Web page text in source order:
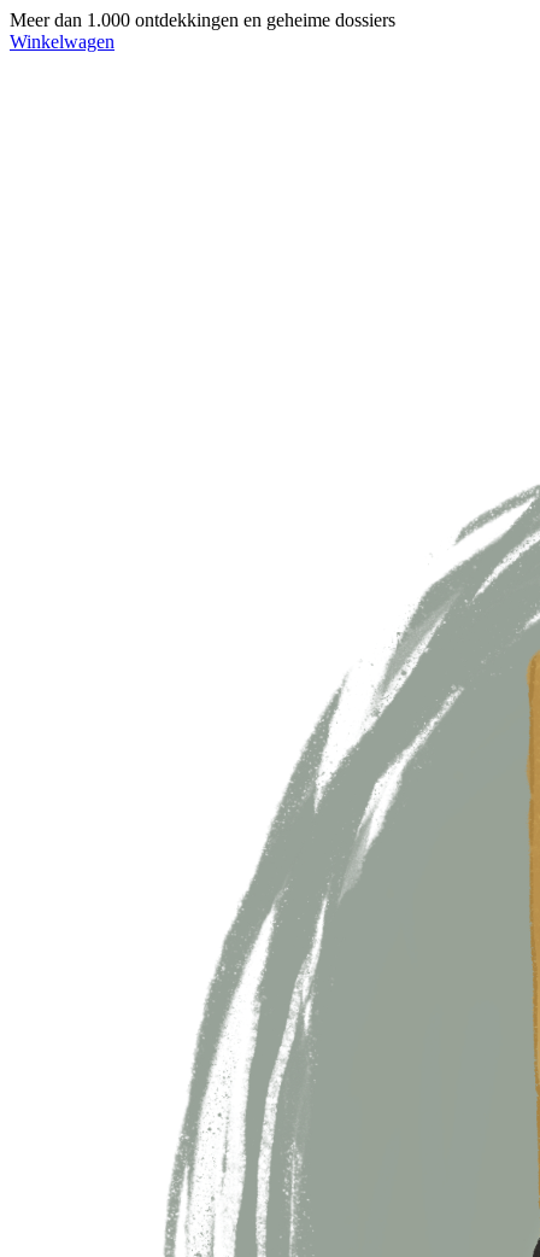
Meer dan 1.000 ontdekkingen en geheime dossiers
Winkelwagen